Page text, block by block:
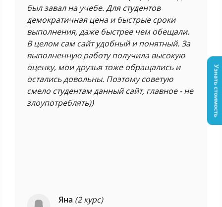
был завал на учебе. Для студентов
демократичная цена и быстрые сроки
выполнения, даже быстрее чем обещали.
В целом сам сайт удобный и понятный. За
выполненную работу получила высокую
оценку, мои друзья тоже обращались и
остались довольны. Поэтому советую
смело студентам данный сайт, главное - не
злоупотреблять))
Яна (2 курс)
Узнать стоимость